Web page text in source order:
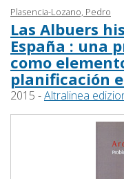
Plasencia-Lozano, Pedro
Las Albuers
España : una
como
planificación
2015 -Altralinea